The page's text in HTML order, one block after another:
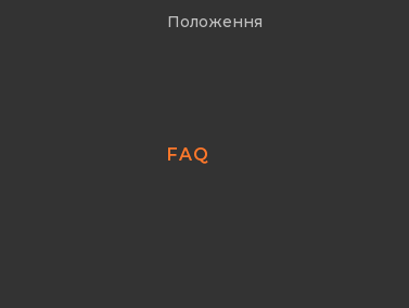
Положення
FAQ